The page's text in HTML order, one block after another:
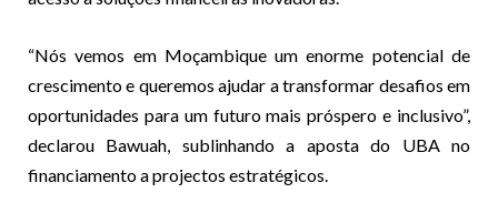
“Nós vemos em Moçambique um enorme potencial de
crescimento e queremos ajudar a transformar desafios em
oportunidades para um futuro mais próspero e inclusivo”,
declarou Bawuah, sublinhando a aposta do UBA no
financiamento a projectos estratégicos.